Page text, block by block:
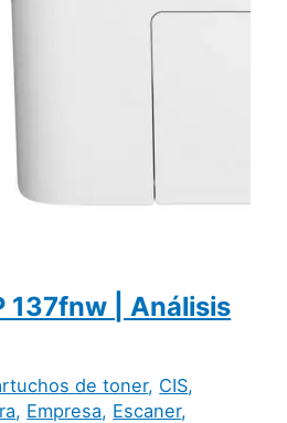
137fnw | Análisis
de toner, CIS,
, Empresa, Escaner,